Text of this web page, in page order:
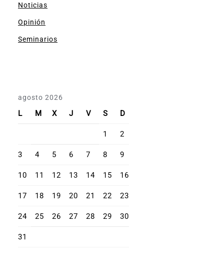
Noticias
Opinión
Seminarios
agosto 2026
L M X J V S D
1 2
3 4 5 6 7 8 9
10 11 12 13 14 15 16
17 18 19 20 21 22 23
24 25 26 27 28 29 30
31